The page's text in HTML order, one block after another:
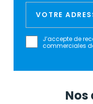
J’accepte de
commerciales